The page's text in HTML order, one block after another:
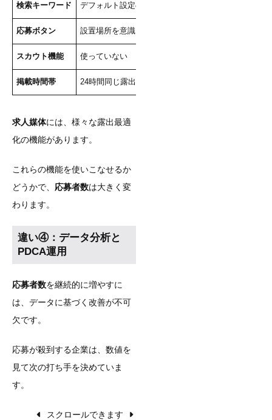
検索キーワード デフォルト設定のまま
応募ボタン 設置場所を意識していない
スカウト機能 使っていない
掲載時間帯 24時間同じ露出
求人媒体には、様々な露出最適
化の機能があります。
これらの機能を使いこなせるか
どうかで、 応募者数は大きく変
わります。
違い④：データ分析と
PDCA運用
応募者数を継続的に増やすに
は、データに基づく改善が不可
欠です。
応募が殺到する企業は、数値を
見て次の打ち手を決めていま
す。
スクロールできます